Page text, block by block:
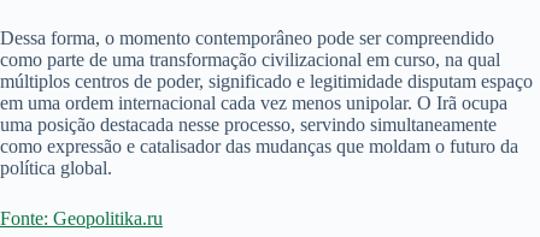
Dessa forma, o momento contemporâneo pode ser compreendido
como parte de uma transformação civilizacional em curso, na qual
múltiplos centros de poder, significado e legitimidade disputam espaço
em uma ordem internacional cada vez menos unipolar. O Irã ocupa
uma posição destacada nesse processo, servindo simultaneamente
como expressão e catalisador das mudanças que moldam o futuro da
política global.
Fonte: Geopolitika.ru